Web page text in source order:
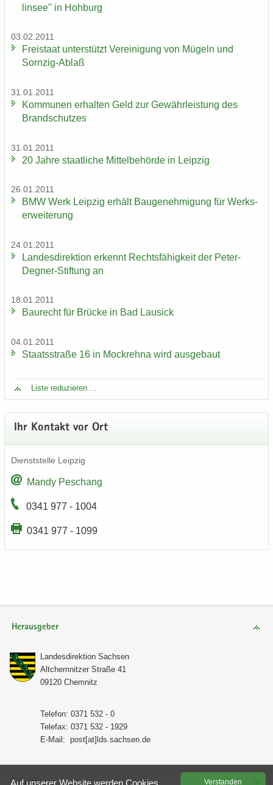
lin­see" in Hoh­burg
03.02.2011
Frei­staat un­ter­stützt Ver­ei­ni­gung von Mü­geln und
Sornzig-​Ablaß
31.01.2011
Kom­mu­nen er­hal­ten Geld zur Ge­währ­leis­tung des
Brand­schut­zes
31.01.2011
20 Jahre staat­li­che Mit­tel­be­hör­de in Leip­zig
26.01.2011
BMW Werk Leip­zig er­hält Bau­ge­neh­mi­gung für Werks­
er­wei­te­rung
24.01.2011
Lan­des­di­rek­ti­on er­kennt Rechts­fä­hig­keit der Peter-​
Degner-Stiftung an
18.01.2011
Bau­recht für Brü­cke in Bad Lau­sick
04.01.2011
Staats­stra­ße 16 in Mock­reh­na wird aus­ge­baut
Liste re­du­zie­ren ...
Ihr Kon­takt vor Ort
Dienst­stel­le Leip­zig
Mandy Peschang
0341 977 - 1004
0341 977 - 1099
Herausgeber
Lan­des­di­rek­ti­on Sach­sen
Alt­chem­nit­zer Stra­ße 41
09120 Chem­nitz
Te­le­fon: 0371 532 - 0
Te­le­fax: 0371 532 - 1929
E-​Mail: post[at]lds.sach­sen.de
Service Ver­stan­den
Auf un­se­rer Web­site wer­den Coo­kies